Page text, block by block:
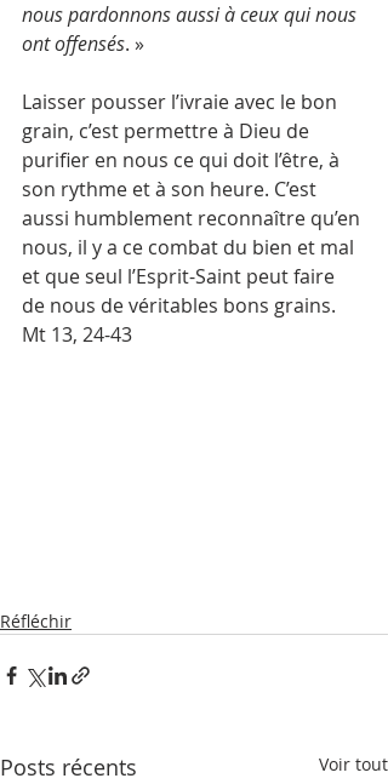
nous pardonnons aussi à ceux qui nous
ont offensés. »
Laisser pousser l’ivraie avec le bon
grain, c’est permettre à Dieu de
purifier en nous ce qui doit l’être, à
son rythme et à son heure. C’est
aussi humblement reconnaître qu’en
nous, il y a ce combat du bien et mal
et que seul l’Esprit-Saint peut faire
de nous de véritables bons grains.
Mt 13, 24-43
Réfléchir
Posts récents Voir tout